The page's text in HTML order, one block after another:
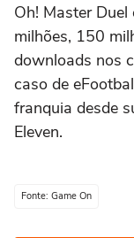
Oh! Master
milhões, 150
downloads nos
caso de
franquia desde
Eleven.
Fonte: Game On